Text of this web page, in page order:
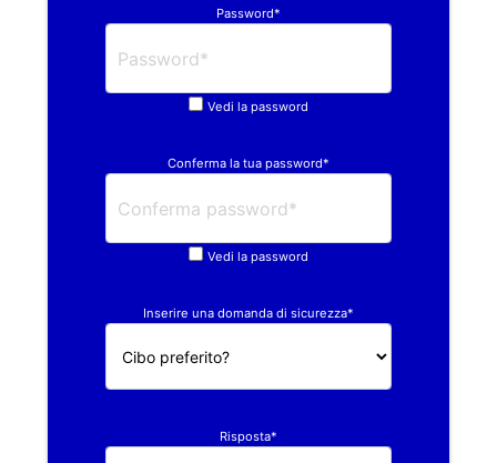
Password*
Vedi la password
Conferma la tua password*
Vedi la password
Inserire una domanda di sicurezza*
Risposta*